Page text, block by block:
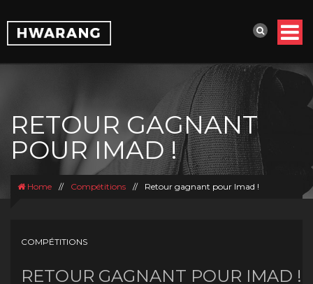
RETOUR GAGNANT
POUR IMAD !
Home // Compétitions // Retour gagnant pour Imad !
COMPÉTITIONS
RETOUR GAGNANT POUR IMAD !